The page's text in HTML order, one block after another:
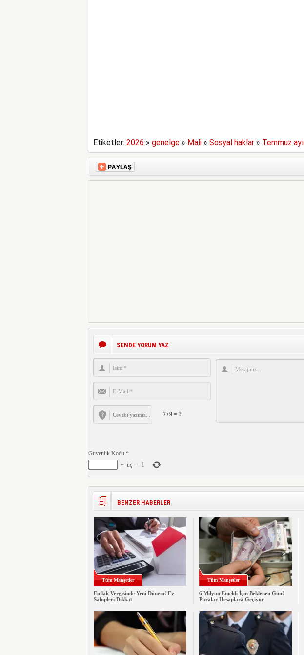
Etiketler: 2026 » genelge» Mali» Sosyal haklar» Temmuz ayı
SENDE YORUM YAZ
7+9 = ?
Güvenlik Kodu*
− üç = 1
BENZER HABERLER
Tüm Manşetler
Emlak Vergisinde Yeni Dönem! Ev
Sahipleri Dikkat
Tüm Manşetler
6 Milyon Emekli İçin Beklenen Gün!
Paralar Hesaplara Geçiyor